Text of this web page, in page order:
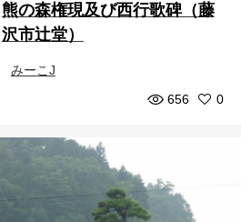
熊の森権現及び西行歌碑（藤
沢市辻堂）
みーこJ
656
0